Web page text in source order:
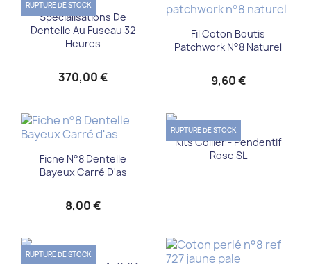
Spécialisations De
Dentelle Au Fuseau 32
Heures
370,00 €
RUPTURE DE STOCK
Fil Coton Boutis
Patchwork N°8 Naturel
9,60 €
Fiche N°8 Dentelle
Bayeux Carré D'as
8,00 €
Kits Collier - Pendentif
Rose SL
RUPTURE DE STOCK
RUPTURE DE STOCK